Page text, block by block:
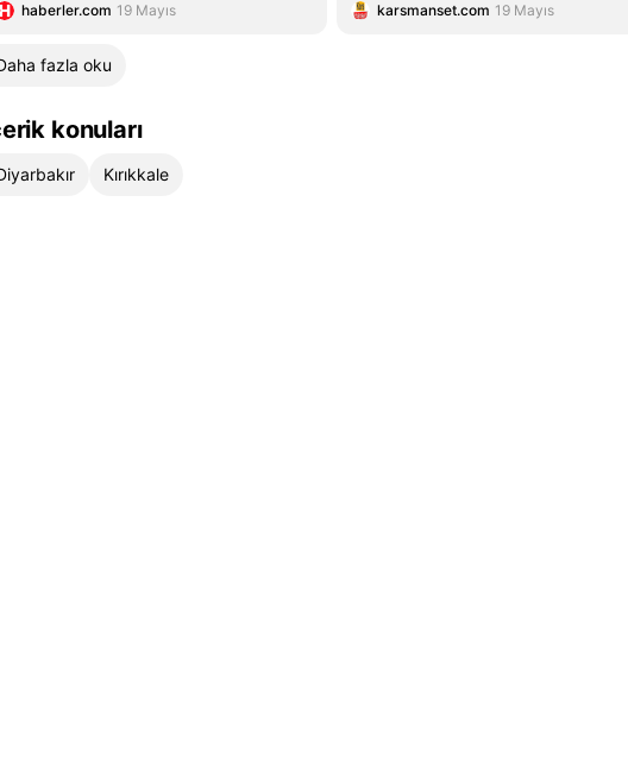
verildi
haberler.com 19 Mayıs
toprağa verildi
karsmanset.com 19 Mayıs
fazla oku
konuları
Kırıkkale